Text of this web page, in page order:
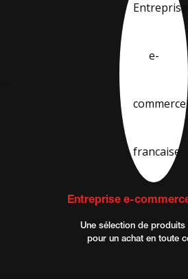
Entreprise e-
Une sélection de produits
pour un achat en toute